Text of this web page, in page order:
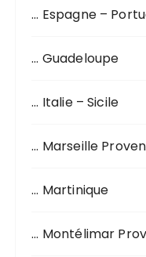
… Espagne –
… Guadeloupe
… Italie – Sicile
… Marseille
… Martinique
… Montélimar